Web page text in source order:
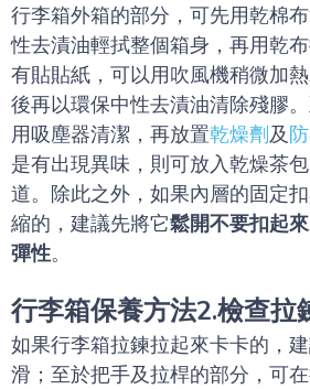
行李箱外箱的部分，可先用乾棉
性去漬油輕拭整個箱身，再用乾
有貼貼紙，可以用吹風機稍微加
後再以環保中性去漬油清除殘膠
用吸塵器清潔，再放置乾燥劑及
是有出現異味，則可放入乾燥茶
道。除此之外，如果內層的固定
縮的，建議先將它鬆開不要扣起
彈性。
行李箱保養方法2.檢查拉
如果行李箱拉鍊拉起來卡卡的，
滑；至於把手及拉桿的部分，可